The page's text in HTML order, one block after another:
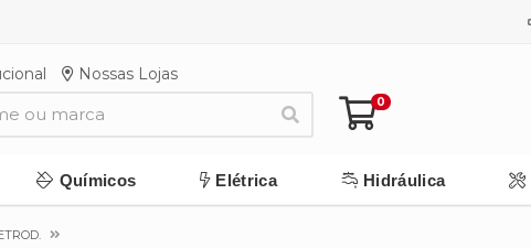
Nossas Lojas
0
Químicos Elétrica Hidráulica